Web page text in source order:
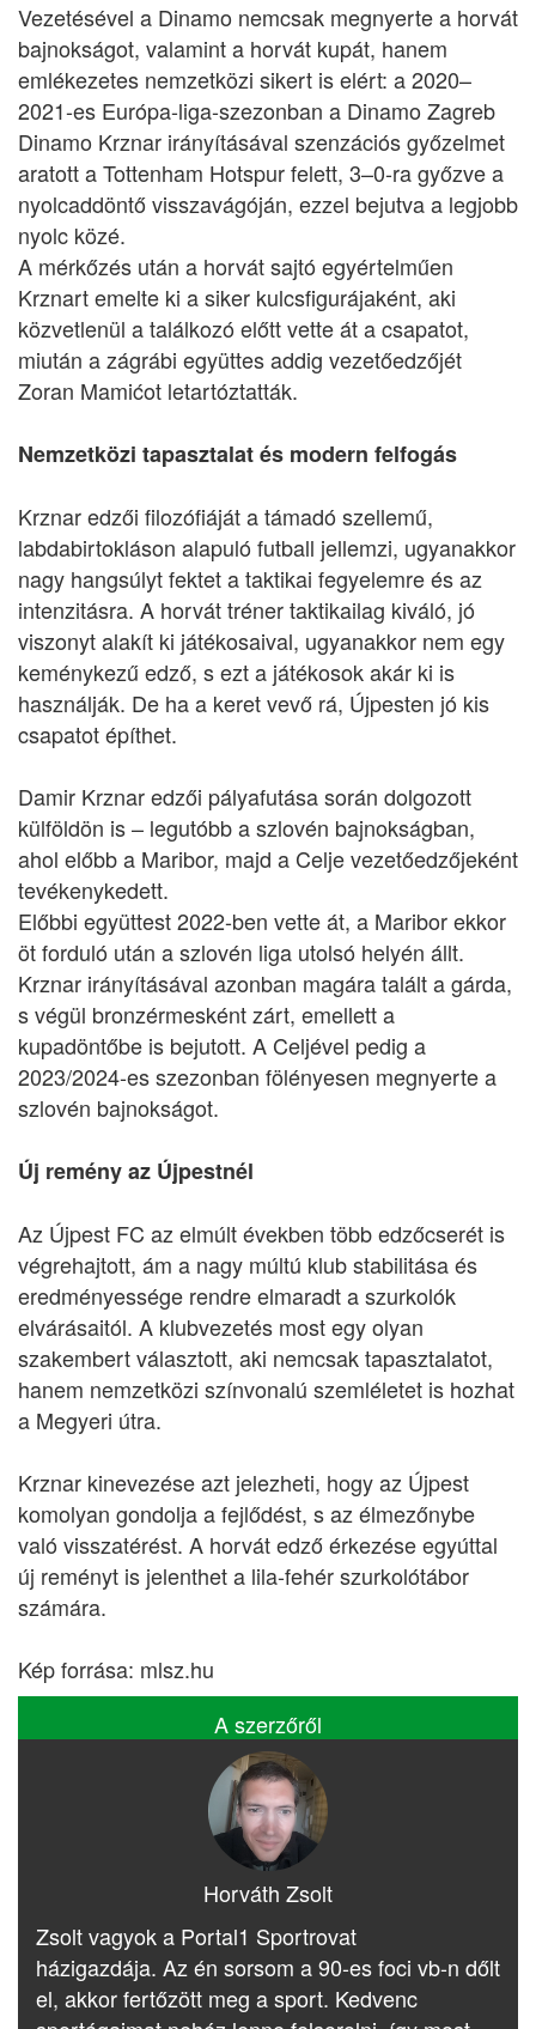
Vezetésével a Dinamo nemcsak megnyerte a horvát
bajnokságot, valamint a horvát kupát, hanem
emlékezetes nemzetközi sikert is elért: a 2020–
2021-es Európa-liga-szezonban a Dinamo Zagreb
Dinamo Krznar irányításával szenzációs győzelmet
aratott a Tottenham Hotspur felett, 3–0-ra győzve a
nyolcaddöntő visszavágóján, ezzel bejutva a legjobb
nyolc közé.
A mérkőzés után a horvát sajtó egyértelműen
Krznart emelte ki a siker kulcsfigurájaként, aki
közvetlenül a találkozó előtt vette át a csapatot,
miután a zágrábi együttes addig vezetőedzőjét
Zoran Mamićot letartóztatták.
Nemzetközi tapasztalat és modern felfogás
Krznar edzői filozófiáját a támadó szellemű,
labdabirtokláson alapuló futball jellemzi, ugyanakkor
nagy hangsúlyt fektet a taktikai fegyelemre és az
intenzitásra. A horvát tréner taktikailag kiváló, jó
viszonyt alakít ki játékosaival, ugyanakkor nem egy
keménykezű edző, s ezt a játékosok akár ki is
használják. De ha a keret vevő rá, Újpesten jó kis
csapatot építhet.
Damir Krznar edzői pályafutása során dolgozott
külföldön is – legutóbb a szlovén bajnokságban,
ahol előbb a Maribor, majd a Celje vezetőedzőjeként
tevékenykedett.
Előbbi együttest 2022-ben vette át, a Maribor ekkor
öt forduló után a szlovén liga utolsó helyén állt.
Krznar irányításával azonban magára talált a gárda,
s végül bronzérmesként zárt, emellett a
kupadöntőbe is bejutott. A Celjével pedig a
2023/2024-es szezonban fölényesen megnyerte a
szlovén bajnokságot.
Új remény az Újpestnél
Az Újpest FC az elmúlt években több edzőcserét is
végrehajtott, ám a nagy múltú klub stabilitása és
eredményessége rendre elmaradt a szurkolók
elvárásaitól. A klubvezetés most egy olyan
szakembert választott, aki nemcsak tapasztalatot,
hanem nemzetközi színvonalú szemléletet is hozhat
a Megyeri útra.
Krznar kinevezése azt jelezheti, hogy az Újpest
komolyan gondolja a fejlődést, s az élmezőnybe
való visszatérést. A horvát edző érkezése egyúttal
új reményt is jelenthet a lila-fehér szurkolótábor
számára.
Kép forrása: mlsz.hu
A szerzőről
Horváth Zsolt
Zsolt vagyok a Portal1 Sportrovat
házigazdája. Az én sorsom a 90-es foci vb-n dőlt
el, akkor fertőzött meg a sport. Kedvenc